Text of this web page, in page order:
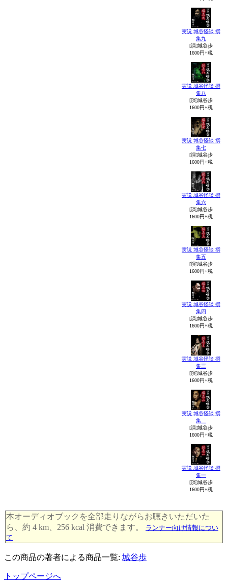
実説 城谷怪談 撰
集九
[演]城谷歩
1600円+税
実説 城谷怪談 撰
集八
[演]城谷歩
1600円+税
実説 城谷怪談 撰
集七
[演]城谷歩
1600円+税
実説 城谷怪談 撰
集六
[演]城谷歩
1600円+税
実説 城谷怪談 撰
集五
[演]城谷歩
1600円+税
実説 城谷怪談 撰
集四
[演]城谷歩
1600円+税
実説 城谷怪談 撰
集三
[演]城谷歩
1600円+税
実説 城谷怪談 撰
集二
[演]城谷歩
1600円+税
実説 城谷怪談 撰
集一
[演]城谷歩
1600円+税
本オーディオブックを全部走りながらお聴きいただいた
ら、約 4 km、256 kcal 消費できます。
ランナー向け情報につい
て
この商品の著者による商品一覧: 城谷歩
トップページへ